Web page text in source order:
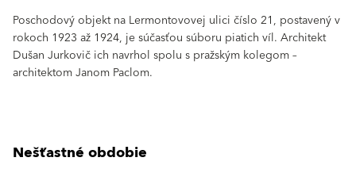
Poschodový objekt na Lermontovovej ulici číslo 21, postavený v
rokoch 1923 až 1924, je súčasťou súboru piatich víl. Architekt
Dušan Jurkovič ich navrhol spolu s pražským kolegom –
architektom Janom Paclom.
Nešťastné obdobie